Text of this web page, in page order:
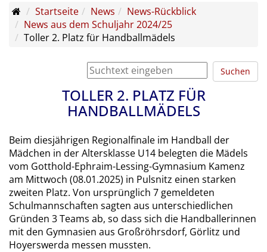
Startseite
News
News-Rückblick
News aus dem Schuljahr 2024/25
Toller 2. Platz für Handballmädels
Suchen
TOLLER 2. PLATZ FÜR
HANDBALLMÄDELS
Beim diesjährigen Regionalfinale im Handball der
Mädchen in der Altersklasse U14 belegten die Mädels
vom Gotthold-Ephraim-Lessing-Gymnasium Kamenz
am Mittwoch (08.01.2025) in Pulsnitz einen starken
zweiten Platz. Von ursprünglich 7 gemeldeten
Schulmannschaften sagten aus unterschiedlichen
Gründen 3 Teams ab, so dass sich die Handballerinnen
mit den Gymnasien aus Großröhrsdorf, Görlitz und
Hoyerswerda messen mussten.